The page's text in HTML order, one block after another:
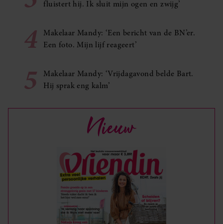
fluistert hij. Ik sluit mijn ogen en zwijg’
4
Makelaar Mandy: ‘Een bericht van de BN’er.
Een foto. Mijn lijf reageert’
5
Makelaar Mandy: ‘Vrijdagavond belde Bart.
Hij sprak eng kalm’
Nieuw